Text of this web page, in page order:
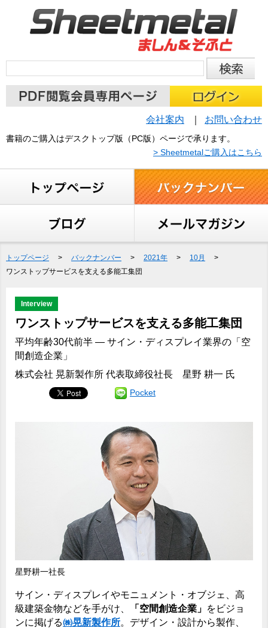
会社案内 お問い合わせ
書籍のご購入はデスクトップ版（PC版）ページで承ります。
> Sheetmetalご購入はこちら
トップページ > バックナンバー > 2021年 > 10月
>
ワンストップサービスを支える多能工集団
Interview
ワンストップサービスを支える多能工集団
平均年齢30代前半 ― サイン・ディスプレイ業界の「空
間創造企業」
株式会社 晃新製作所 代表取締役社長 星野 耕一 氏
Pocket
星野耕一社長
サイン・ディスプレイやモニュメント・オブジェ、高
級建築金物などを手がけ、
「空間創造企業」 をビジョ
ンに掲げる㈱晃新製作所。デザイン・設計から製作、